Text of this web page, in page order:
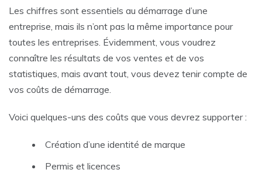
Les chiffres sont essentiels au démarrage d’une
entreprise, mais ils n’ont pas la même importance pour
toutes les entreprises. Évidemment, vous voudrez
connaître les résultats de vos ventes et de vos
statistiques, mais avant tout, vous devez tenir compte de
vos coûts de démarrage.
Voici quelques-uns des coûts que vous devrez supporter :
Création d’une identité de marque
Permis et licences